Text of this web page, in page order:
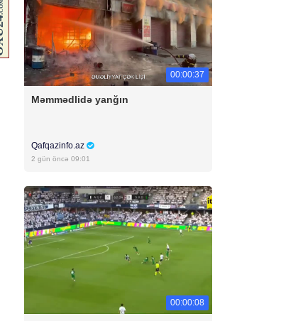
00:00:37
Məmmədlidə yanğın
Qafqazinfo.az
2 gün öncə 09:01
00:00:08